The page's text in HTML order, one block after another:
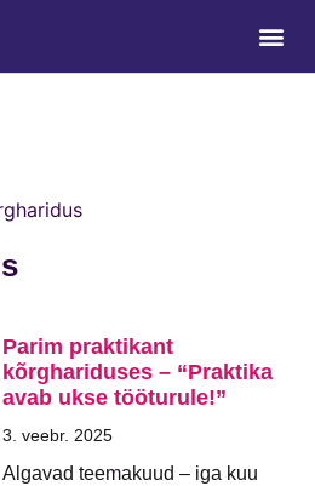
Parim praktikant
kõrghariduses – “Praktika
avab ukse tööturule!”
3. veebr. 2025
Algavad teemakuud – iga kuu